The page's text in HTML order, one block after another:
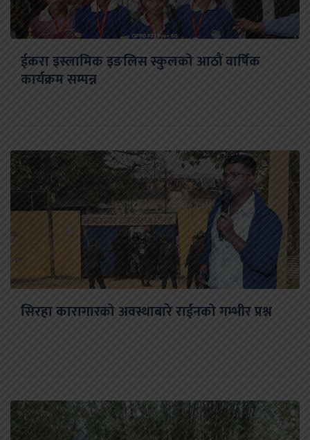
ईकरा इस्लामिक इङलिस स्कुलको आठौं वार्षिक
कार्यक्रम सम्पन्न
सिरहा कारागारको अवस्थाबारे राईनको गम्भीर प्रश्न